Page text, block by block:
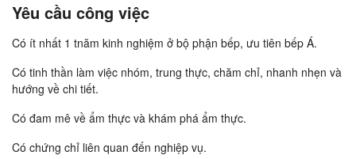
Yêu cầu công việc
Có ít nhất 1 tnăm kinh nghiệm ở bộ phận bếp, ưu tiên bếp Á.
Có tinh thần làm việc nhóm, trung thực, chăm chỉ, nhanh nhẹn và
hướng về chi tiết.
Có đam mê về ẩm thực và khám phá ẩm thực.
Có chứng chỉ liên quan đến nghiệp vụ.